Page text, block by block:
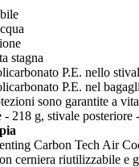
stagna
P.E. nello
P.E. nel
sono garantite a vita
- 218 g, stivale posteriore
Carbon Tech Air
cerniera riutilizzabile e